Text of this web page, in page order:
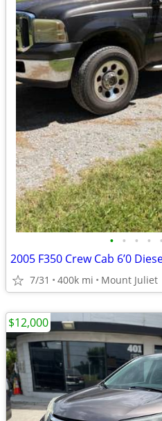
• • • • •
2005 F350 Crew Cab 6’0
7/31 400k mi Mount Juliet
$12,000